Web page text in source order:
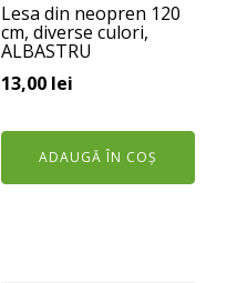
Lesa din neopren 120
cm, diverse culori,
ALBASTRU
13,00 lei
ADAUGĂ ÎN COȘ